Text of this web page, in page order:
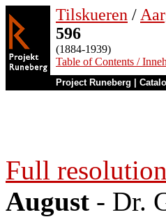
Tilskueren /
596
(1884-1939)
Table of Contents /
Project Runeberg
Full
August - Dr.